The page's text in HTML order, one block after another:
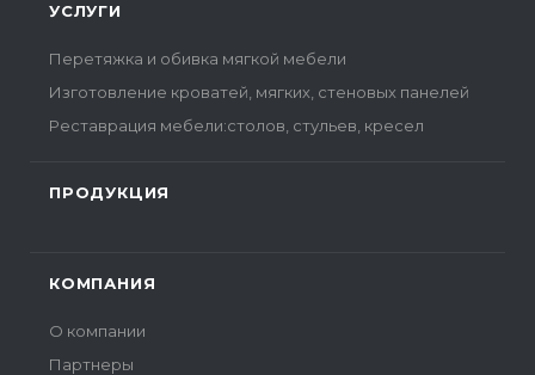
УСЛУГИ
Перетяжка и обивка мягкой мебели
Изготовление кроватей, мягких, стеновых панелей
Реставрация мебели:столов, стульев, кресел
ПРОДУКЦИЯ
КОМПАНИЯ
О компании
Партнеры